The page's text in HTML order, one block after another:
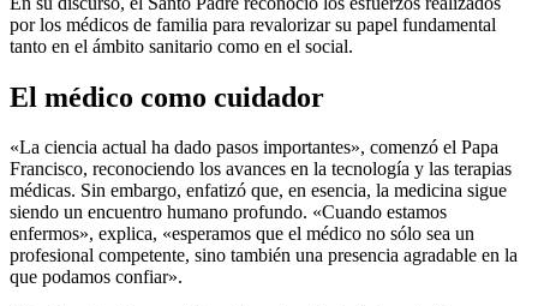
por los médicos de familia para revalorizar su papel fundamental
tanto en el ámbito sanitario como en el social.
El médico como cuidador
«La ciencia actual ha dado pasos importantes», comenzó el Papa
Francisco, reconociendo los avances en la tecnología y las terapias
médicas. Sin embargo, enfatizó que, en esencia, la medicina sigue
siendo un encuentro humano profundo. «Cuando estamos
enfermos», explica, «esperamos que el médico no sólo sea un
profesional competente, sino también una presencia agradable en la
que podamos confiar».